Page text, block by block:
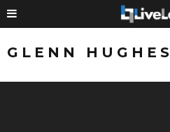
GLENN HUGHES